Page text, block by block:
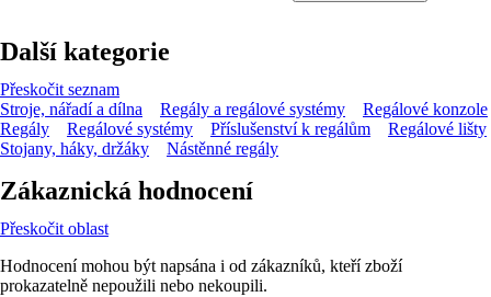
Další kategorie
Přeskočit seznam
Stroje, nářadí a dílna
Regály a regálové systémy
Regálové konzole
Regály
Regálové systémy Příslušenství k regálům
Regálové lišty
Stojany, háky, držáky
Nástěnné regály
Zákaznická hodnocení
Přeskočit oblast
Hodnocení mohou být napsána i od zákazníků, kteří zboží
prokazatelně nepoužili nebo nekoupili.